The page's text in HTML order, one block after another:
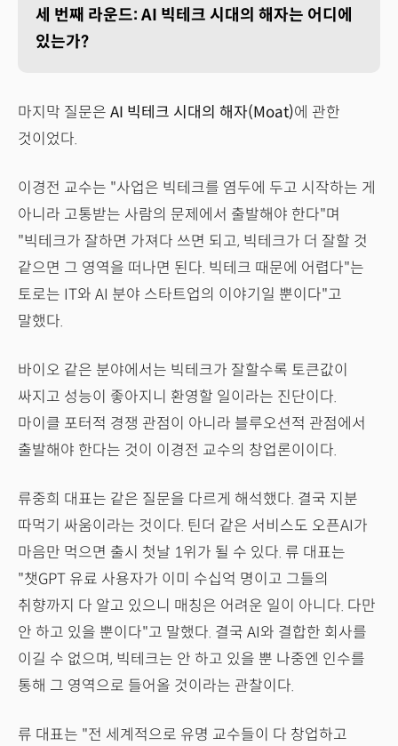
세 번째 라운드: AI 빅테크 시대의 해자는 어디에
있는가?
마지막 질문은 AI 빅테크 시대의 해자(Moat)에 관한
것이었다.
이경전 교수는 "사업은 빅테크를 염두에 두고 시작하는 게
아니라 고통받는 사람의 문제에서 출발해야 한다"며
"빅테크가 잘하면 가져다 쓰면 되고, 빅테크가 더 잘할 것
같으면 그 영역을 떠나면 된다. 빅테크 때문에 어렵다"는
토로는 IT와 AI 분야 스타트업의 이야기일 뿐이다"고
말했다.
바이오 같은 분야에서는 빅테크가 잘할수록 토큰값이
싸지고 성능이 좋아지니 환영할 일이라는 진단이다.
마이클 포터적 경쟁 관점이 아니라 블루오션적 관점에서
출발해야 한다는 것이 이경전 교수의 창업론이이다.
류중희 대표는 같은 질문을 다르게 해석했다. 결국 지분
따먹기 싸움이라는 것이다. 틴더 같은 서비스도 오픈AI가
마음만 먹으면 출시 첫날 1위가 될 수 있다. 류 대표는
"챗GPT 유료 사용자가 이미 수십억 명이고 그들의
취향까지 다 알고 있으니 매칭은 어려운 일이 아니다. 다만
안 하고 있을 뿐이다"고 말했다. 결국 AI와 결합한 회사를
이길 수 없으며, 빅테크는 안 하고 있을 뿐 나중엔 인수를
통해 그 영역으로 들어올 것이라는 관찰이다.
류 대표는 "전 세계적으로 유명 교수들이 다 창업하고